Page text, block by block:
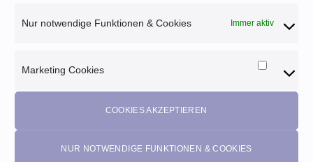
Nur notwendige Funktionen & Cookies Immer aktiv
Marketing Cookies
Cookies
COOKIES AKZEPTIEREN
NUR NOTWENDIGE FUNKTIONEN & COOKIES